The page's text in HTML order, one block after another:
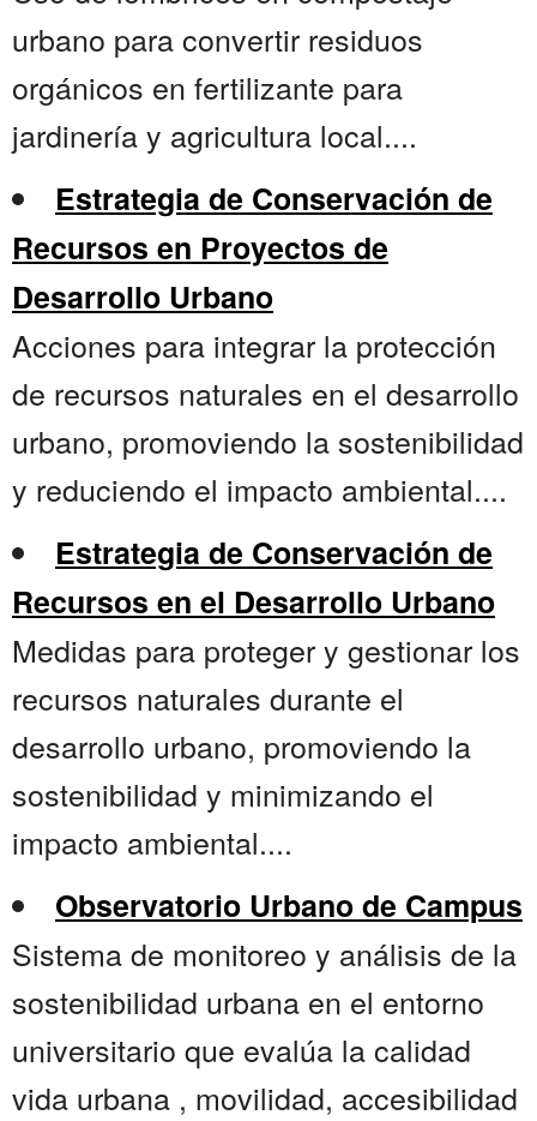
urbano para convertir residuos
orgánicos en fertilizante para
jardinería y agricultura local....
Estrategia de Conservación de
Recursos en Proyectos de
Desarrollo Urbano
Acciones para integrar la protección
de recursos naturales en el desarrollo
urbano, promoviendo la sostenibilidad
y reduciendo el impacto ambiental....
Estrategia de Conservación de
Recursos en el Desarrollo Urbano
Medidas para proteger y gestionar los
recursos naturales durante el
desarrollo urbano, promoviendo la
sostenibilidad y minimizando el
impacto ambiental....
Observatorio Urbano de Campus
Sistema de monitoreo y análisis de la
sostenibilidad urbana en el entorno
universitario que evalúa la calidad
vida urbana , movilidad, accesibilidad